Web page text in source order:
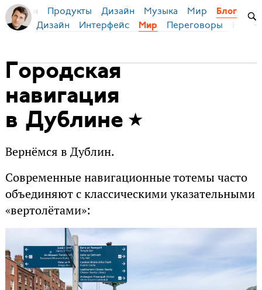
Бирман Продукты Дизайн Музыка Мир Блог
Дизайн Интерфейс Мир Переговоры
Городская
навигация
в Дублине
Вернёмся в Дублин.
Современные навигационные тотемы часто
объединяют с классическими указательными
«вертолётами»: